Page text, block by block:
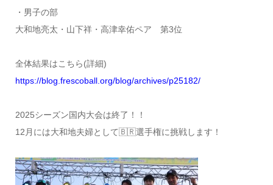
・男子の部
大和地亮太・山下祥・高津幸佑ペア 第3位
全体結果はこちら(詳細)
https://blog.frescoball.org/blog/archives/p25182/
2025シーズン国内大会は終了！！
12月には大和地夫婦として🇧🇷選手権に挑戦します！